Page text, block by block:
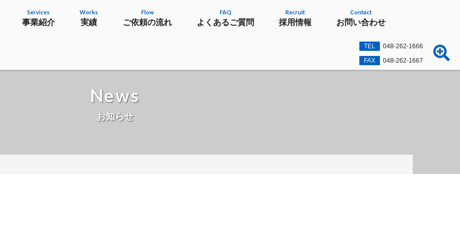
Services
事業紹介
Works
実績
Flow
ご依頼の流れ
FAQ
よくあるご質問
Recruit
採用情報
Contact
お問い合わせ
TEL
048-262-1666
FAX
048-262-1667
News
お知らせ